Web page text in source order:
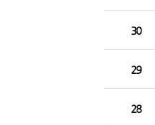
30
29
28